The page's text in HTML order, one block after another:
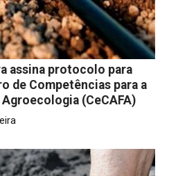
assina protocolo para
de Competências para a
(CeCAFA)